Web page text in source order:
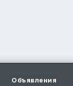
Объявления